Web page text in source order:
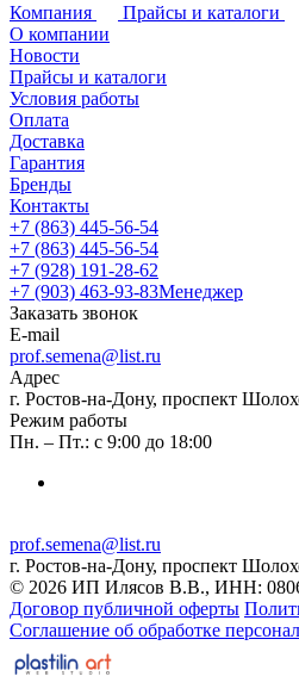
Компания
Прайсы и каталоги
О компании
Новости
Прайсы и каталоги
Условия работы
Оплата
Доставка
Гарантия
Бренды
Контакты
+7 (863) 445-56-54
+7 (863) 445-56-54
+7 (928) 191-28-62
+7 (903) 463-93-83Менеджер
Заказать звонок
E-mail
prof.semena@list.ru
Адрес
г. Ростов-на-Дону, проспект
Режим работы
Пн. – Пт.: с 9:00 до 18:00
prof.semena@list.ru
г. Ростов-на-Дону, проспект
© 2026 ИП Илясов В.В., ИНН:
Договор публичной оферты
Соглашение об обработке